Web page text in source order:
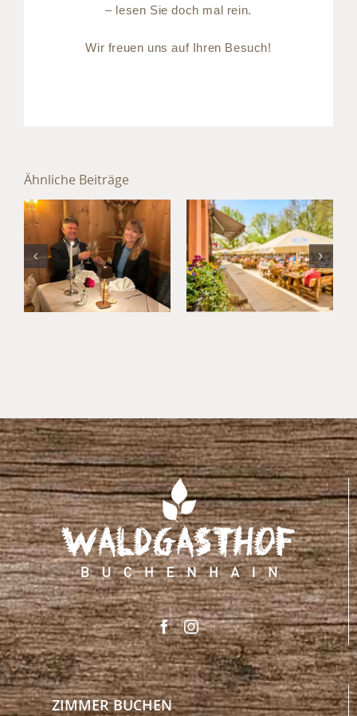
– lesen Sie doch mal rein.
Wir freuen uns auf Ihren Besuch!
Ähnliche Beiträge
Jahresabschluss
im Hotel
München
Umland
München
Süd: Kultur,
Kulinarik
und
Kurzurlaub
im
ZIMMER BUCHEN